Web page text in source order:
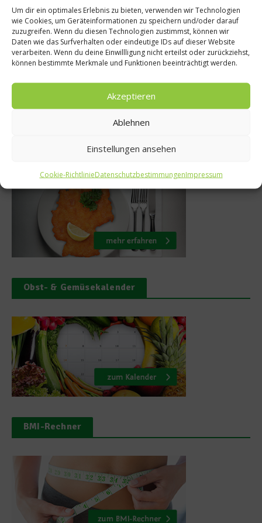
Um dir ein optimales Erlebnis zu bieten, verwenden wir Technologien
wie Cookies, um Geräteinformationen zu speichern und/oder darauf
zuzugreifen. Wenn du diesen Technologien zustimmst, können wir
Daten wie das Surfverhalten oder eindeutige IDs auf dieser Website
verarbeiten. Wenn du deine Einwillligung nicht erteilst oder zurückziehst,
können bestimmte Merkmale und Funktionen beeinträchtigt werden.
Akzeptieren
Ablehnen
Einstellungen ansehen
Cookie-RichtlinieDatenschutzbestimmungenImpressum
Ratgeber Gesundheit
für den Körper:
Beta-Carotin
15. Mai 2017
Ruffino –
Was isst Deutschland
Obst- & Gemüsekalender
BMI-Rechner